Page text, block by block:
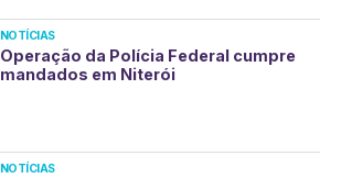
NOTÍCIAS
Operação da Polícia Federal cumpre
mandados em Niterói
NOTÍCIAS